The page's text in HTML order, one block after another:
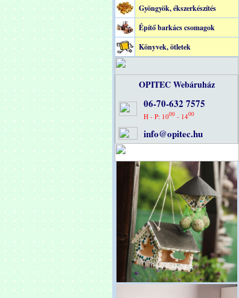
Gyöngyök, ékszerkészítés
Építő barkács csomagok
Könyvek, ötletek
OPITEC Webáruház
06-70-632 7575
H - P: 1000 - 1400
info@opitec.hu